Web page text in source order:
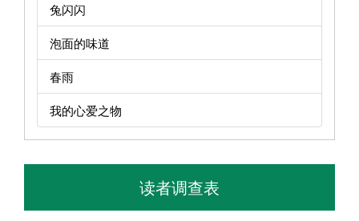
兔闪闪
泡面的味道
春雨
我的心爱之物
读者调查表